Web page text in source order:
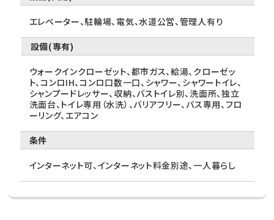
エレベーター、駐輪場、電気、水道公営、管理人有り
設備(専有)
ウォークインクローゼット、都市ガス、給湯、クローゼッ
ト、コンロIH、コンロ口数一口、シャワー、シャワートイレ、
シャンプードレッサー、収納、バストイレ別、洗面所、独立
洗面台、トイレ専用（水洗）、バリアフリー、バス専用、フロ
ーリング、エアコン
条件
インターネット可、インターネット料金別途、一人暮らし